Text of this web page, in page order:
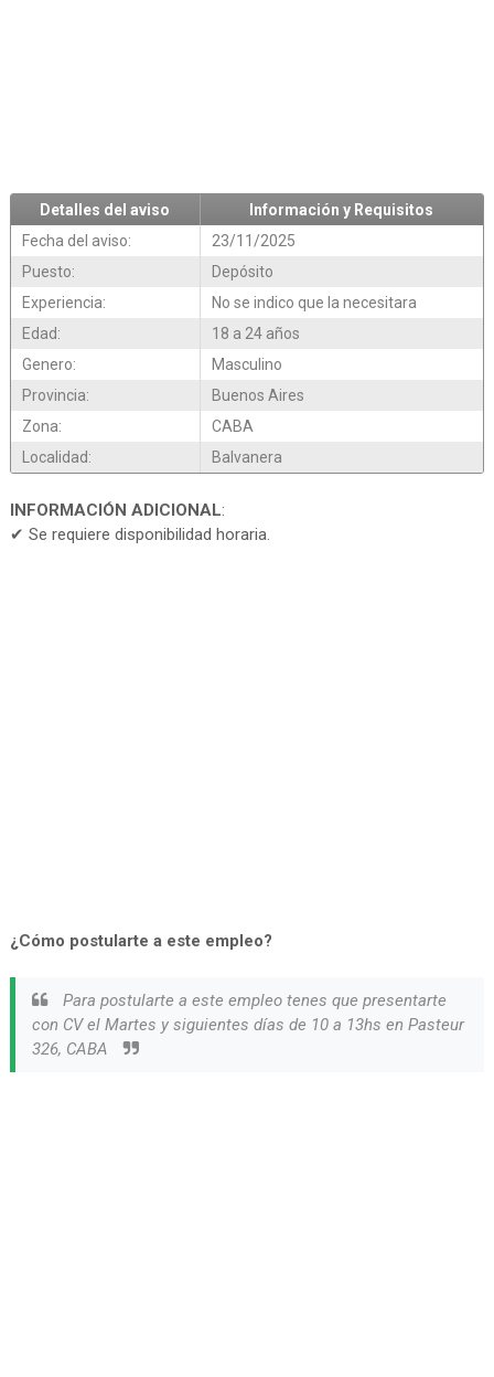
Detalles del aviso
Información y Requisitos
Fecha del aviso:
23/11/2025
Puesto:
Depósito
Experiencia:
No se indico que la necesitara
Edad:
18 a 24 años
Genero:
Masculino
Provincia:
Buenos Aires
Zona:
CABA
Localidad:
Balvanera
INFORMACIÓN ADICIONAL:
✔ Se requiere disponibilidad horaria.
¿Cómo postularte a este empleo?
Para postularte a este empleo tenes que presentarte
con CV el Martes y siguientes días de 10 a 13hs en Pasteur
326, CABA